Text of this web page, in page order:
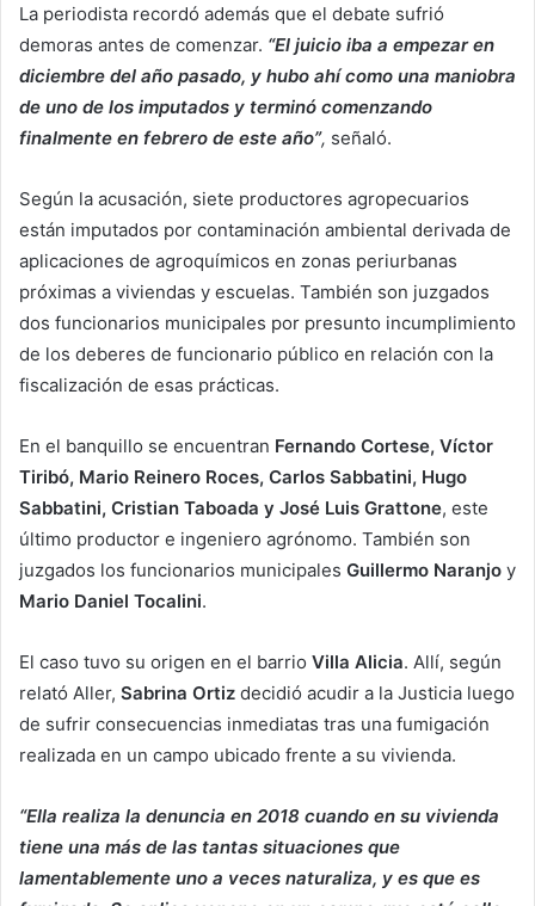
La periodista recordó además que el debate sufrió
demoras antes de comenzar. “El juicio iba a empezar en
diciembre del año pasado, y hubo ahí como una maniobra
de uno de los imputados y terminó comenzando
finalmente en febrero de este año”, señaló.
Según la acusación, siete productores agropecuarios
están imputados por contaminación ambiental derivada de
aplicaciones de agroquímicos en zonas periurbanas
próximas a viviendas y escuelas. También son juzgados
dos funcionarios municipales por presunto incumplimiento
de los deberes de funcionario público en relación con la
fiscalización de esas prácticas.
En el banquillo se encuentran Fernando Cortese, Víctor
Tiribó, Mario Reinero Roces, Carlos Sabbatini, Hugo
Sabbatini, Cristian Taboada y José Luis Grattone, este
último productor e ingeniero agrónomo. También son
juzgados los funcionarios municipales Guillermo Naranjo y
Mario Daniel Tocalini.
El caso tuvo su origen en el barrio Villa Alicia. Allí, según
relató Aller, Sabrina Ortiz decidió acudir a la Justicia luego
de sufrir consecuencias inmediatas tras una fumigación
realizada en un campo ubicado frente a su vivienda.
“Ella realiza la denuncia en 2018 cuando en su vivienda
tiene una más de las tantas situaciones que
lamentablemente uno a veces naturaliza, y es que es